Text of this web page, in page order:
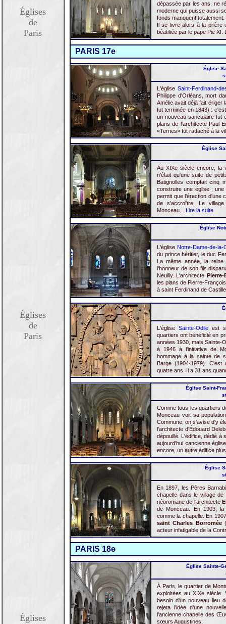
Églises
de
Paris
Églises
de
Paris
Églises
dépassée par les ans, ne
moderne qui puisse aussi
fonds manquent totalement.
Il se livre alors à la prière
béatifiée par le pape Pie
PARIS 17e
Église
L'égliseSaint-Ferdinand-
Philippe d'Orléans, mort
Amélie avait déjà fait ériger
fut terminée en 1843) :
un nouveau sanctuaire fut
plans de l'architecte Paul-
«Ternes» fut rattaché à la
Église
Au XIXe siècle encore, la
n'était qu'une suite de
Batignolles comptait cinq
construire une église ;
permit que l'érection d'une
de s'accroître. Le village
Monceau... Lire la suite
Église
L'église Notre-Dame-de-la-
du prince héritier, le duc
La même année, la reine
l'honneur de son fils
Neuilly. L'architecte Pierre-
les plans de Pierre-
à saint Ferdinand de
L'église Sainte-Odileest
quartiers ont bénéficié en
années 1930, mais Sainte-
à 1946 à l'initiative de
hommage à la sainte de
Barge (1904-1979). C'est
quatre ans. Il a 31 ans
Église Saint-
Comme tous les quartiers
Monceau voit sa
Commune, on s'avise d'y
l'architecte d'Édouard
dépouillé. L'édifice, dédié à
aujourd'hui «ancienne
encore, un autre édifice
Église
En 1897, les Pères
chapelle dans le village
néoromane de l'architecte
de Monceau. En 1903,
comme la chapelle. En
saint Charles Borromée
acteur infatigable de la
PARIS 18e
Église Sainte-
À Paris, le quartier de
exploitées au XIXe siècle.
besoin d'un nouveau lieu
rejeta l'idée d'une
l'ancienne chapelle des
sœurs Augustines.